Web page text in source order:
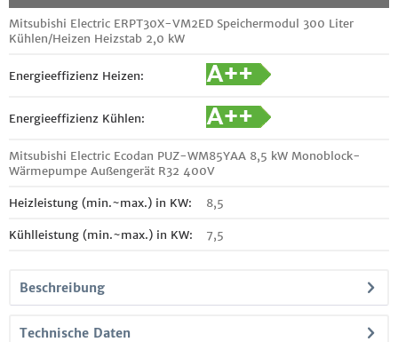
Mitsubishi Electric ERPT30X-VM2ED Speichermodul 300 Liter
Kühlen/Heizen Heizstab 2,0 kW
Energieeffizienz Heizen:
Energieeffizienz Kühlen:
Mitsubishi Electric Ecodan PUZ-WM85YAA 8,5 kW Monoblock-
Wärmepumpe Außengerät R32 400V
Heizleistung (min.~max.) in KW: 8,5
Kühlleistung (min.~max.) in KW: 7,5
Beschreibung
Technische Daten